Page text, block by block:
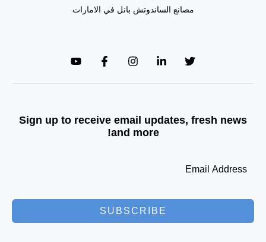
مصانع الساندوتش بانل في الامارات
Sign up to receive email updates, fresh news
and more!
SUBSCRIBE